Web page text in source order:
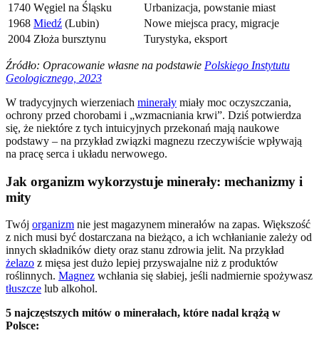
1740 Węgiel na Śląsku
Urbanizacja, powstanie miast
1968 Miedź (Lubin)
Nowe miejsca pracy, migracje
2004 Złoża bursztynu Turystyka, eksport
Źródło: Opracowanie własne na podstawie Polskiego Instytutu
Geologicznego, 2023
W tradycyjnych wierzeniach minerały miały moc oczyszczania,
ochrony przed chorobami i „wzmacniania krwi”. Dziś potwierdza
się, że niektóre z tych intuicyjnych przekonań mają naukowe
podstawy – na przykład związki magnezu rzeczywiście wpływają
na pracę serca i układu nerwowego.
Jak organizm wykorzystuje minerały: mechanizmy i
mity
Twój organizm nie jest magazynem minerałów na zapas. Większość
z nich musi być dostarczana na bieżąco, a ich wchłanianie zależy od
innych składników diety oraz stanu zdrowia jelit. Na przykład
żelazo z mięsa jest dużo lepiej przyswajalne niż z produktów
roślinnych. Magnez wchłania się słabiej, jeśli nadmiernie spożywasz
tłuszcze lub alkohol.
5 najczęstszych mitów o minerałach, które nadal krążą w
Polsce: